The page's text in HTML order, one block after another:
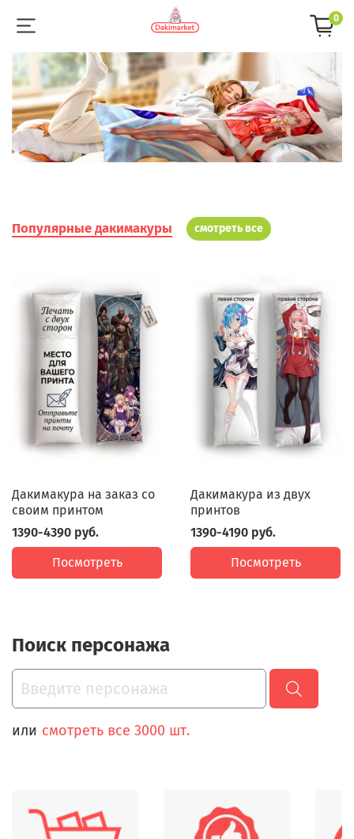
0
Популярные дакимакуры смотреть все
Дакимакура на заказ со
своим принтом
1390-4390 руб.
Посмотреть
Дакимакура из двух
принтов
1390-4190 руб.
Посмотреть
Поиск персонажа
или смотреть все 3000 шт.